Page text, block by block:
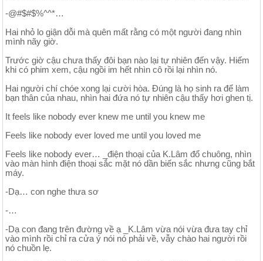
-@#$#$%^^*…
Hai nhỏ lo giận dỗi mà quên mất rằng có một người đang nhìn
mình nãy giờ.
Trước giờ cậu chưa thấy đôi bạn nào lại tự nhiên đến vậy. Hiếm
khi có phim xem, cậu ngồi im hết nhìn cô rồi lại nhìn nó.
Hai người chí chóe xong lại cười hòa. Đúng là họ sinh ra để làm
bạn thân của nhau, nhìn hai đứa nó tự nhiên cậu thấy hơi ghen tị.
It feels like nobody ever knew me until you knew me
Feels like nobody ever loved me until you loved me
Feels like nobody ever… _điện thoại của K.Lâm đổ chuông, nhìn
vào màn hình điện thoại sắc mặt nó dần biến sắc nhưng cũng bắt
máy.
-Dạ… con nghe thưa sơ
-…
-Dạ con đang trên đường về ạ _K.Lâm vừa nói vừa đưa tay chỉ
vào mình rồi chỉ ra cửa ý nói nó phải về, vẫy chào hai người rồi
nó chuồn lẹ.